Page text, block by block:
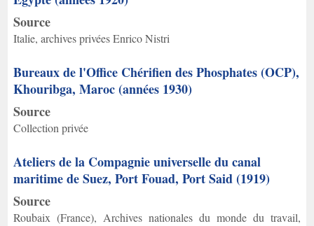
Source
Italie, archives privées Enrico Nistri
Bureaux de l'Office Chérifien des Phosphates (OCP),
Khouribga, Maroc (années 1930)
Source
Collection privée
Ateliers de la Compagnie universelle du canal
maritime de Suez, Port Fouad, Port Said (1919)
Source
Roubaix (France), Archives nationales du monde du travail,